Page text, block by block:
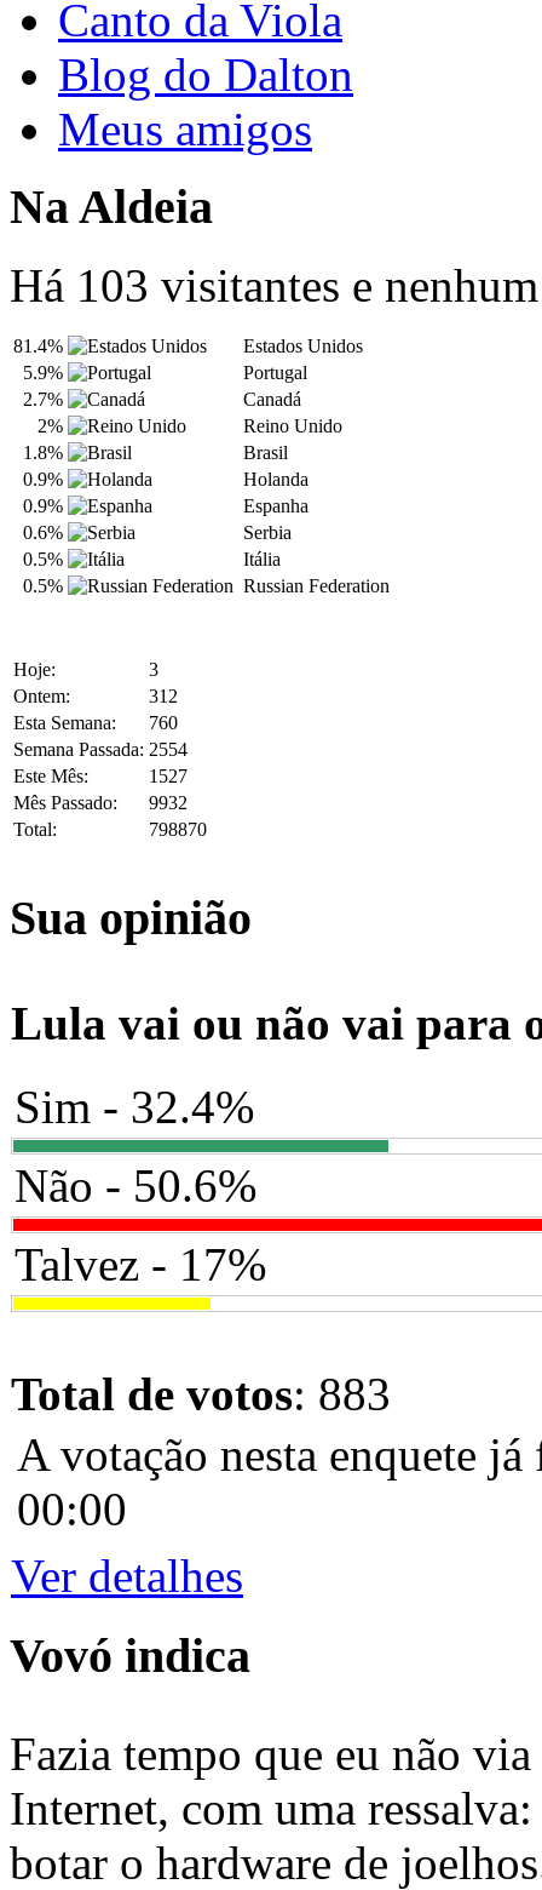
Canto da Viola
Blog do Dalton
Meus amigos
Na Aldeia
Há 103 visitantes e
81.4%
Estados Unidos
5.9%
Portugal
2.7%
Canadá
2%
Reino Unido
1.8%
Brasil
0.9%
Holanda
0.9%
Espanha
0.6%
Serbia
0.5%
Itália
0.5%
Russian Federation
Hoje:
3
Ontem:
312
Esta Semana:
760
Semana Passada: 2554
Este Mês:
1527
Mês Passado:
9932
Total:
798870
Sua opinião
Lula vai ou não vai para
Sim - 32.4%
Não - 50.6%
Talvez - 17%
Total de votos: 883
A votação nesta enquete
00:00
Ver detalhes
Vovó indica
Fazia tempo que eu não
Internet, com uma
botar o hardware de